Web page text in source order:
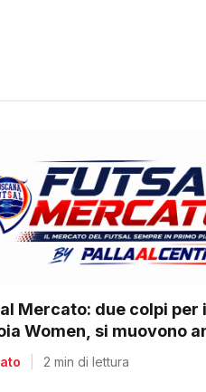
Mercato: due colpi per
Women, si muovono
club del regionale
2 min di lettura